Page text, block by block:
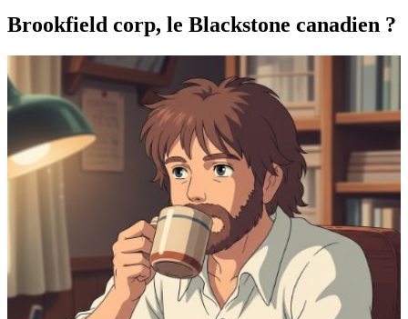
Brookfield corp, le Blackstone canadien ?